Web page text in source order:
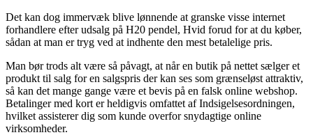
Det kan dog immervæk blive lønnende at granske visse internet
forhandlere efter udsalg på H20 pendel, Hvid forud for at du køber,
sådan at man er tryg ved at indhente den mest betalelige pris.
Man bør trods alt være så påvagt, at når en butik på nettet sælger et
produkt til salg for en salgspris der kan ses som grænseløst attraktiv,
så kan det mange gange være et bevis på en falsk online webshop.
Betalinger med kort er heldigvis omfattet af Indsigelsesordningen,
hvilket assisterer dig som kunde overfor snydagtige online
virksomheder.